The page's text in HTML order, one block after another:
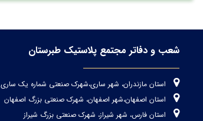
شعب و دفاتر مجتمع پلاستیک طبرستان
استان مازندران، شهر ساری،شهرک صنعتی شماره یک ساری
استان اصفهان،شهر اصفهان، شهرک صنعتی بزرگ اصفهان
استان فارس، شهر شیراز، شهرک صنعتی بزرگ شیراز